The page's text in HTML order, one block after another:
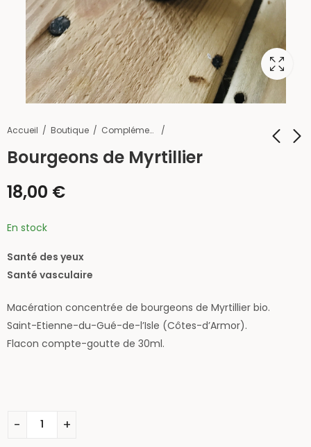
Accueil Boutique Compléments
Bourgeons de Myrtillier
18,00 €
En stock
Santé des yeux
Santé vasculaire
Macération concentrée de bourgeons de Myrtillier bio.
Saint-Etienne-du-Gué-de-l’Isle (Côtes-d’Armor).
Flacon compte-goutte de 30ml.